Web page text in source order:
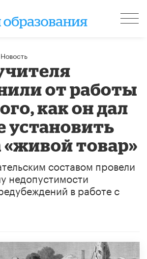
Новость
от работы
как он дал
установить
«живой товар»
составом провели
недопустимости
в работе с